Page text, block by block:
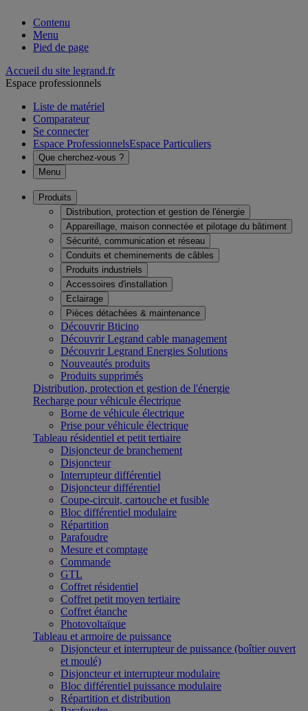
Contenu
Menu
Pied de page
Accueil du site legrand.fr
Espace professionnels
Liste de matériel
Comparateur
Se connecter
Espace ProfessionnelsEspace Particuliers
Que cherchez-vous ?
Menu
Produits
Distribution, protection et gestion de l'énergie
Appareillage, maison connectée et pilotage du bâtiment
Sécurité, communication et réseau
Conduits et cheminements de câbles
Produits industriels
Accessoires d'installation
Eclairage
Pièces détachées & maintenance
Découvrir Bticino
Découvrir Legrand cable management
Découvrir Legrand Energies Solutions
Nouveautés produits
Produits supprimés
Distribution, protection et gestion de l'énergie
Recharge pour véhicule électrique
Borne de véhicule électrique
Prise pour véhicule électrique
Tableau résidentiel et petit tertiaire
Disjoncteur de branchement
Disjoncteur
Interrupteur différentiel
Disjoncteur différentiel
Coupe-circuit, cartouche et fusible
Bloc différentiel modulaire
Répartition
Parafoudre
Mesure et comptage
Commande
GTL
Coffret résidentiel
Coffret petit moyen tertiaire
Coffret étanche
Photovoltaïque
Tableau et armoire de puissance
Disjoncteur et interrupteur de puissance (boîtier ouvert
et moulé)
Disjoncteur et interrupteur modulaire
Bloc différentiel puissance modulaire
Répartition et distribution